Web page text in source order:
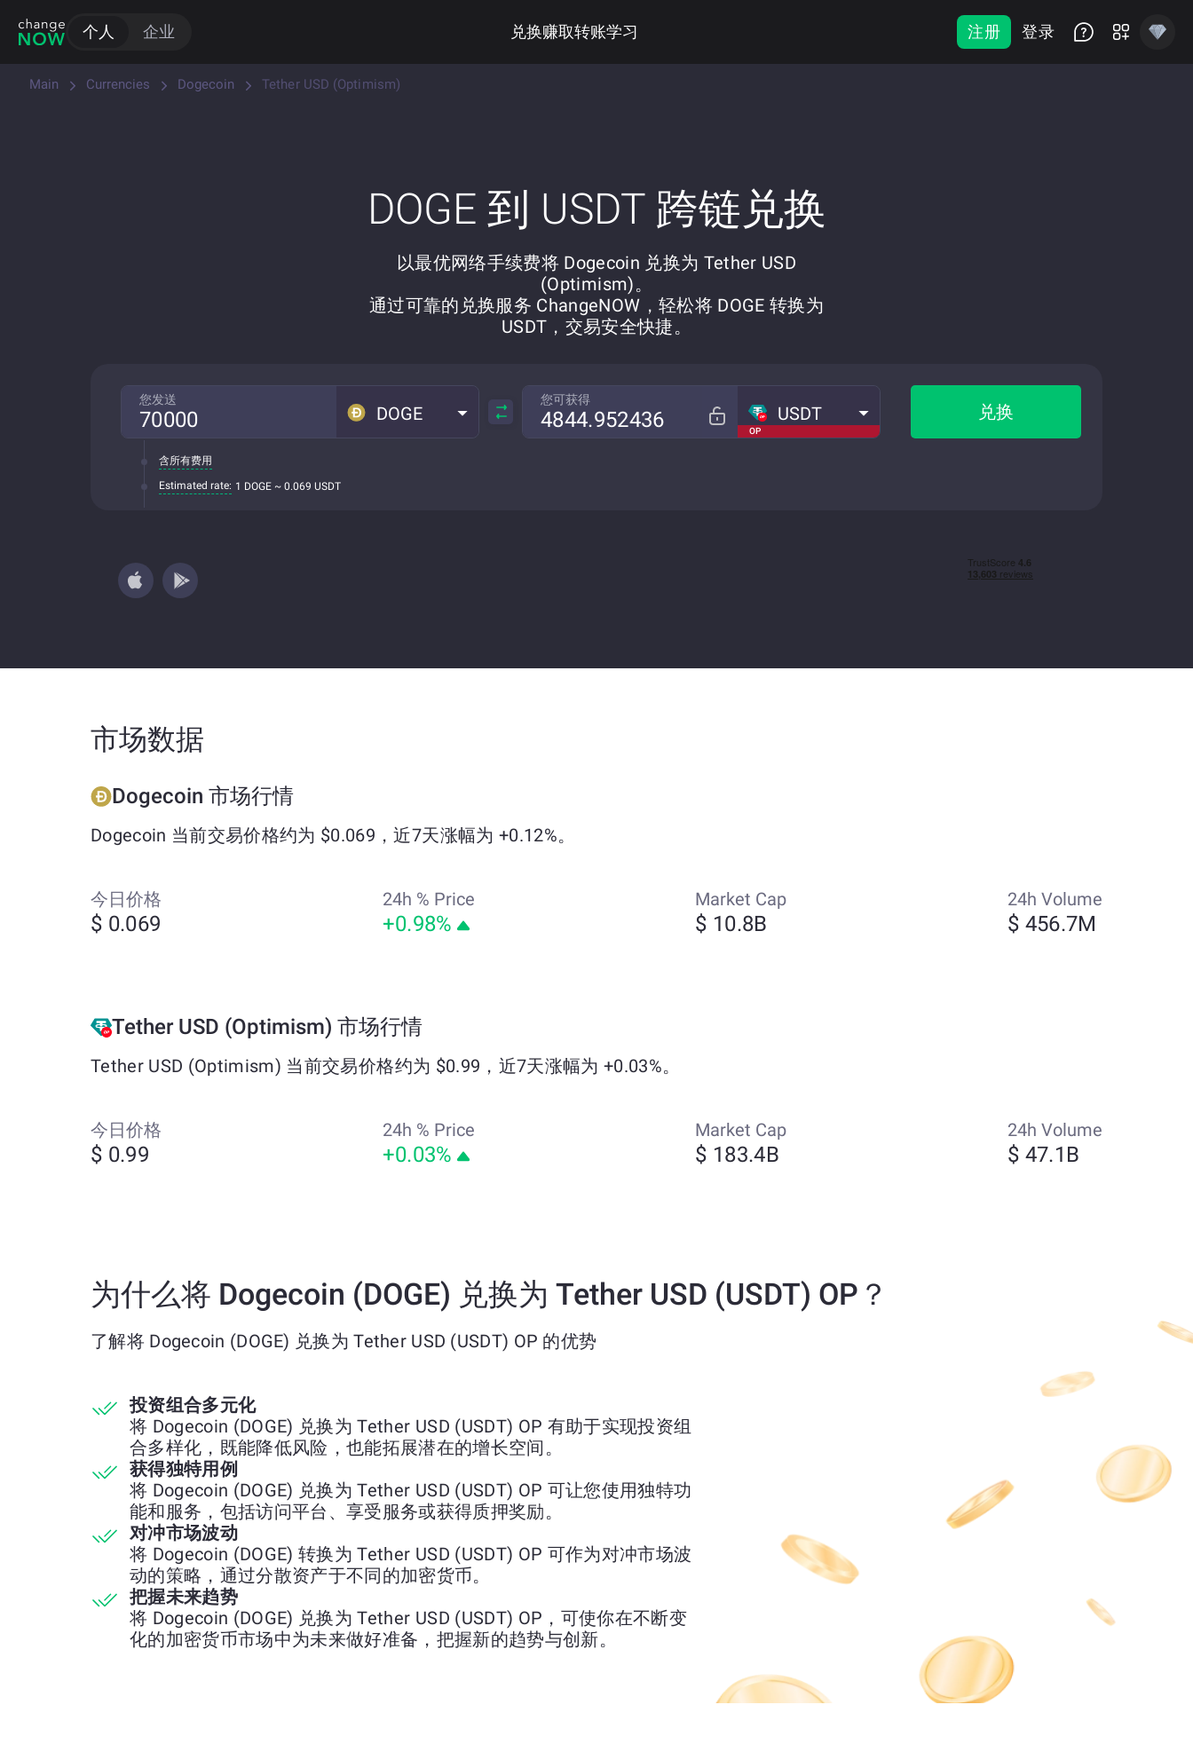
个人 企业 兑换赚取转账学习 注册 登录
Main Currencies Dogecoin Tether USD (Optimism)
DOGE 到 USDT 跨链兑换
以最优网络手续费将 Dogecoin 兑换为 Tether USD
(Optimism)。
通过可靠的兑换服务 ChangeNOW，轻松将 DOGE 转换为
USDT，交易安全快捷。
您发送
DOGE
含所有费用
Estimated rate: 1 DOGE ~ 0.069 USDT
您可获得
OP
USDT 兑换
市场数据
Dogecoin 市场行情
Dogecoin 当前交易价格约为 $0.069，近7天涨幅为 +0.12%。
今日价格
$ 0.069
24h % Price
+0.98%
Market Cap
$ 10.8B
24h Volume
$ 456.7M
Tether USD (Optimism) 市场行情
Tether USD (Optimism) 当前交易价格约为 $0.99，近7天涨幅为 +0.03%。
今日价格
$ 0.99
24h % Price
+0.03%
Market Cap
$ 183.4B
24h Volume
$ 47.1B
为什么将 Dogecoin (DOGE) 兑换为 Tether USD (USDT) OP？
了解将 Dogecoin (DOGE) 兑换为 Tether USD (USDT) OP 的优势
投资组合多元化
将 Dogecoin (DOGE) 兑换为 Tether USD (USDT) OP 有助于实现投资组
合多样化，既能降低风险，也能拓展潜在的增长空间。
获得独特用例
将 Dogecoin (DOGE) 兑换为 Tether USD (USDT) OP 可让您使用独特功
能和服务，包括访问平台、享受服务或获得质押奖励。
对冲市场波动
将 Dogecoin (DOGE) 转换为 Tether USD (USDT) OP 可作为对冲市场波
动的策略，通过分散资产于不同的加密货币。
把握未来趋势
将 Dogecoin (DOGE) 兑换为 Tether USD (USDT) OP，可使你在不断变
化的加密货币市场中为未来做好准备，把握新的趋势与创新。